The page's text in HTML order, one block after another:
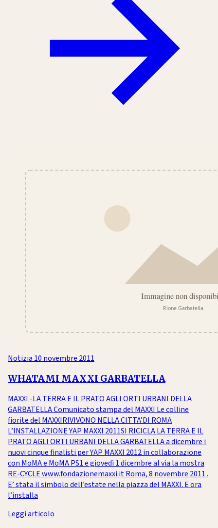
Notizia 10 novembre 2011
WHATAMI MAXXI GARBATELLA
MAXXI -LA TERRA E IL PRATO AGLI ORTI URBANI DELLA
GARBATELLA Comunicato stampa del MAXXI Le colline
fiorite del MAXXIRIVIVONO NELLA CITTA’DI ROMA
L’INSTALLAZIONE YAP MAXXI 2011SI RICICLA LA TERRA E IL
PRATO AGLI ORTI URBANI DELLA GARBATELLA a dicembre i
nuovi cinque finalisti per YAP MAXXI 2012 in collaborazione
con MoMA e MoMA PS1 e giovedì 1 dicembre al via la mostra
RE-CYCLE www.fondazionemaxxi.it Roma, 8 novembre 2011 .
E’ stata il simbolo dell’estate nella piazza del MAXXI. E ora
l’installa
Leggi articolo